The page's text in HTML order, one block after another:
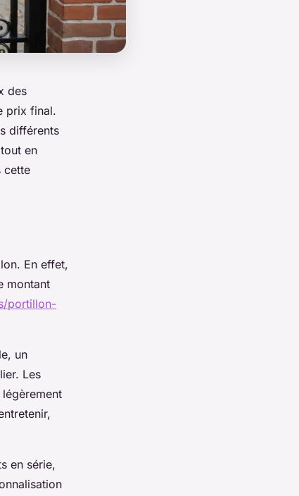
des
prix final.
différents
en
cette
En effet,
montant
portillon-
un
Les
en série,